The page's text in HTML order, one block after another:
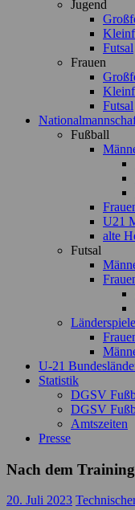
Jugend
Futsal
Frauen
Futsal
Fußball
U21
alte
Futsal
Länderspiele
U-21
Statistik
DGSV
DGSV
Amtszeiten
Presse
Nach dem
20. Juli 2023